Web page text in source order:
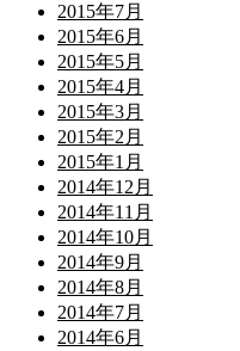
2015年7月
2015年6月
2015年5月
2015年4月
2015年3月
2015年2月
2015年1月
2014年12月
2014年11月
2014年10月
2014年9月
2014年8月
2014年7月
2014年6月